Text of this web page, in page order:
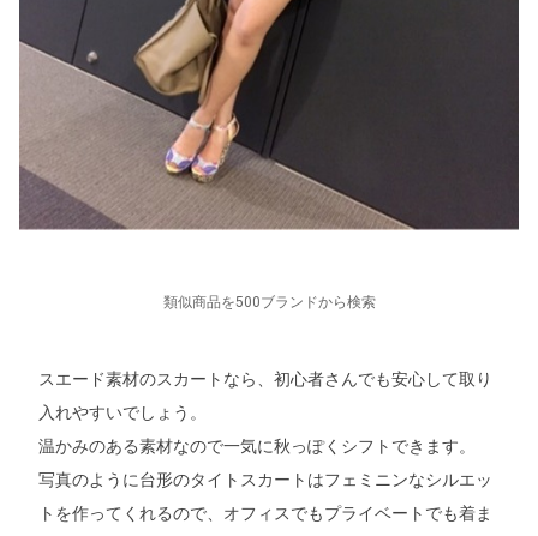
類似商品を500ブランドから検索
スエード素材のスカートなら、初心者さんでも安心して取り
入れやすいでしょう。
温かみのある素材なので一気に秋っぽくシフトできます。
写真のように台形のタイトスカートはフェミニンなシルエッ
トを作ってくれるので、オフィスでもプライベートでも着ま